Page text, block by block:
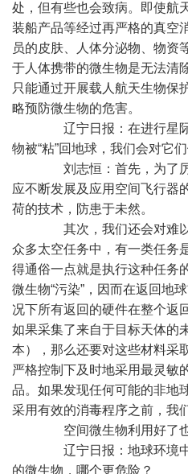
处，但有些也会致病。即使航
装船产品等经过再严格的真空
员的皮肤、人体分泌物、物资
于人体携带的微生物是无法清
只能通过开展载人航天生物保
略预防微生物的危害。
辽宁日报：在进行星际
物被“粘”回地球，我们会对它
刘志恒：首先，为了厉
应不断发展及应用空间飞行器
荷的技术，防患于未然。
其次，我们还会对难以
众多太空任务中，有一类任务
得通俗一点就是执行这种任务
微生物“污染”，因而在返回地
况下所有返回的硬件在整个返
如果采集了来自于目标天体的
本），那么还要对这些材料采
严格控制下及时地采用最灵敏
品。如果发现任何可能的非地
采用有效的消毒程序之前，我
空间微生物利用好了
辽宁日报：地球环境中
的微生物，哪个更危险？